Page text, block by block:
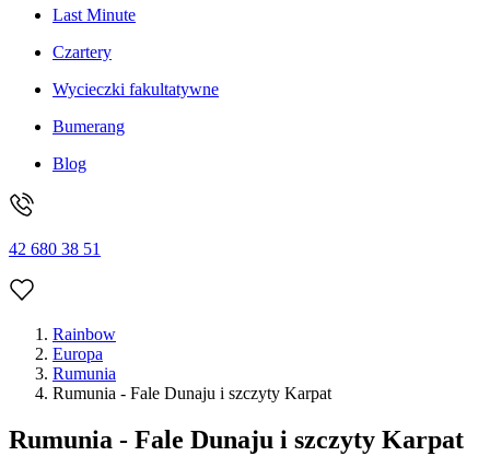
Last Minute
Czartery
Wycieczki fakultatywne
Bumerang
Blog
42 680 38 51
Rainbow
Europa
Rumunia
Rumunia - Fale Dunaju i szczyty Karpat
Rumunia - Fale Dunaju i szczyty Karpat